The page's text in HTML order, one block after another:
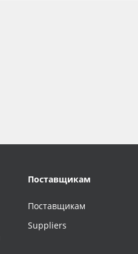
Поставщикам
Поставщикам
Suppliers